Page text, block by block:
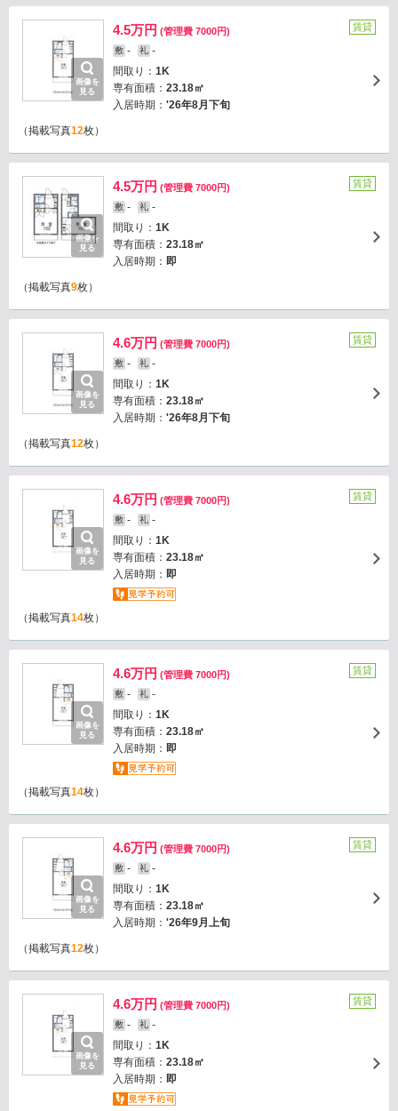
画像を
見る
4.5万円 (管理費 7000円)
敷 - 礼 -
間取り： 1K
専有面積： 23.18㎡
入居時期： '26年8月下旬
賃貸
（掲載写真12枚）
画像を
見る
4.5万円 (管理費 7000円)
敷 - 礼 -
間取り： 1K
専有面積： 23.18㎡
入居時期： 即
賃貸
（掲載写真9枚）
画像を
見る
4.6万円 (管理費 7000円)
敷 - 礼 -
間取り： 1K
専有面積： 23.18㎡
入居時期： '26年8月下旬
賃貸
（掲載写真12枚）
画像を
見る
4.6万円 (管理費 7000円)
敷 - 礼 -
間取り： 1K
専有面積： 23.18㎡
入居時期： 即
賃貸
（掲載写真14枚）
画像を
見る
4.6万円 (管理費 7000円)
敷 - 礼 -
間取り： 1K
専有面積： 23.18㎡
入居時期： 即
賃貸
（掲載写真14枚）
画像を
見る
4.6万円 (管理費 7000円)
敷 - 礼 -
間取り： 1K
専有面積： 23.18㎡
入居時期： '26年9月上旬
賃貸
（掲載写真12枚）
画像を
見る
4.6万円 (管理費 7000円)
敷 - 礼 -
間取り： 1K
専有面積： 23.18㎡
入居時期： 即
賃貸